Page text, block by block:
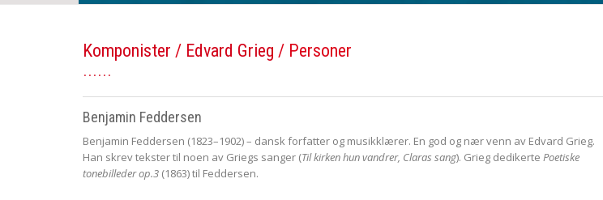
Komponister / Edvard Grieg / Personer
Benjamin Feddersen
Benjamin Feddersen (1823–1902) – dansk forfatter og musikklærer. En god og nær venn av Edvard Grieg.
Han skrev tekster til noen av Griegs sanger (Til kirken hun vandrer, Claras sang). Grieg dedikerte Poetiske
tonebilleder op.3 (1863) til Feddersen.